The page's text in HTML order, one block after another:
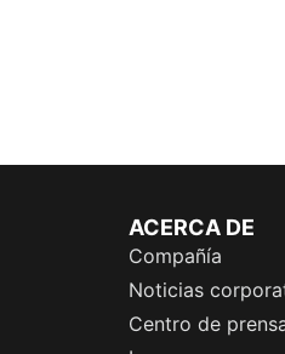
ACERCA DE
Compañía
Noticias
Centro de